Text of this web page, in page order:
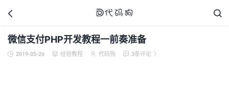

 
微信支付PHP开发教程一前奏准备
 2019-05-26  经验教程  代码狗  3条评论 